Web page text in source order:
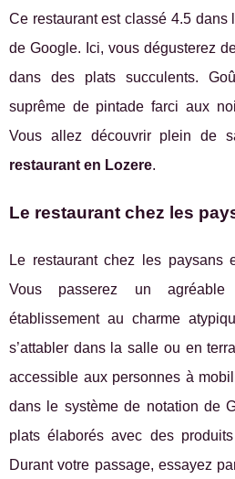
Ce restaurant est classé 4.5 dans
de Google. Ici, vous dégusterez
dans des plats succulents.
suprême de pintade farci aux
Vous allez découvrir plein de
restaurant en Lozere.
Le restaurant chez les
Le restaurant chez les paysans
Vous passerez un
établissement au charme
s’attabler dans la salle ou en
accessible aux personnes à
dans le système de notation de
plats élaborés avec des
Durant votre passage, essayez